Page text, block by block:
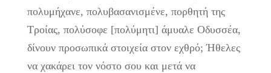
πολυμήχανε, πολυβασανισμένε, πορθητή της
Τροίας, πολύσοφε [πολύμητι] άμυαλε Οδυσσέα,
δίνουν προσωπικά στοιχεία στον εχθρό; Ήθελες
να χακάρει τον νόστο σου και μετά να